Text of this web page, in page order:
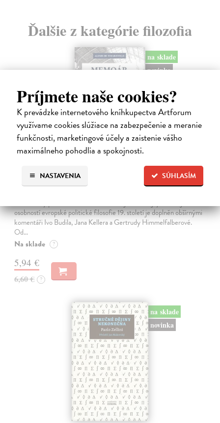
Príjmete naše cookies?
K prevádzke internetového kníhkupectva Artforum
využívame cookies slúžiace na zabezpečenie a meranie
funkčnosti, marketingové účely a zaistenie vášho
maximálneho pohodlia a spokojnosti.
SÚHLASÍM
NASTAVENIA
Ďalšie z kategórie filozofia
na sklade
novinka
Memoár o chudobě
osobností evropské politické filosofie 19. století je doplněn obšírnými
komentáři Ivo Budila, Jana Kellera a Gertrudy Himmelfalberové.
Od…
Na sklade ?
5,94 €
6,60 € ?
na sklade
novinka